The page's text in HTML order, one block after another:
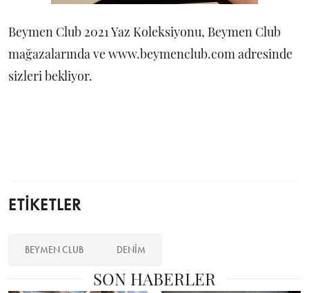
Beymen Club 2021 Yaz Koleksiyonu, Beymen Club
mağazalarında ve www.beymenclub.com adresinde
sizleri bekliyor.
ETİKETLER
BEYMEN CLUB DENIM
SON HABERLER